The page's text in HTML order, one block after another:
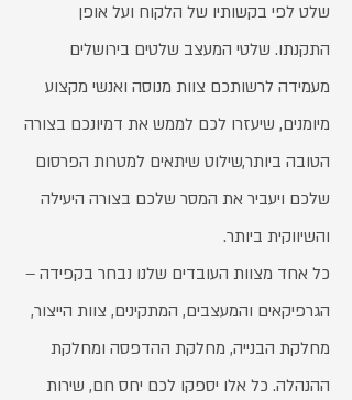
שלט לפי בקשותיו של הלקוח ועל אופן
התקנתו. שלטי המעצב שלטים בירושלים
מעמידה לרשותכם צוות מנוסה ואנשי מקצוע
מיומנים, שיעזרו לכם לממש את דמיונכם בצורה
הטובה ביותר,שילוט שיתאים למטרות הפרסום
שלכם ויעביר את המסר שלכם בצורה היעילה
והשיווקית ביותר.
כל אחד מצוות העובדים שלנו נבחר בקפידה –
הגרפיקאים והמעצבים, המתקינים, צוות הייצור,
מחלקת הבנייה, מחלקת ההדפסה ומחלקת
ההנהלה. כל אלו יספקו לכם יחס חם, שירות